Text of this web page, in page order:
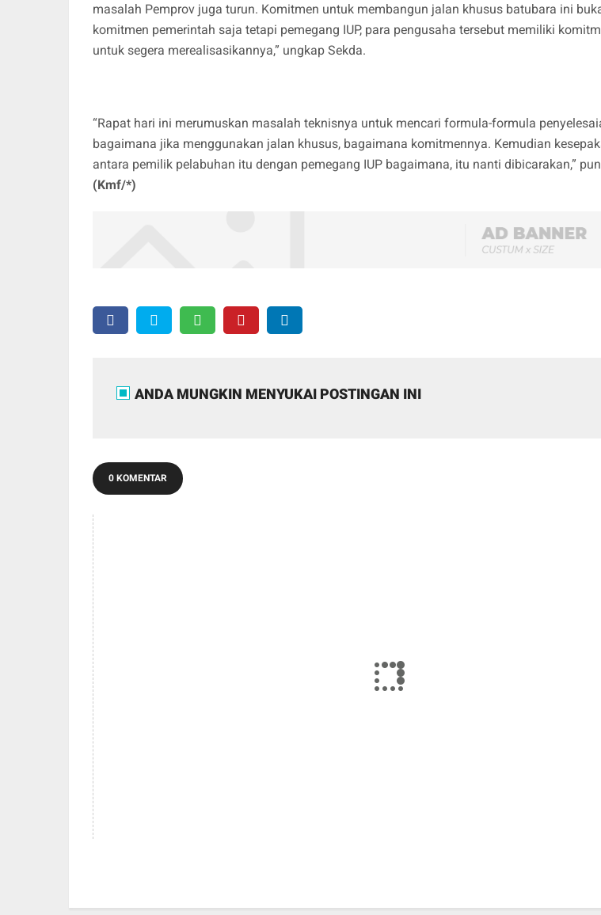
masalah Pemprov juga turun. Komitmen untuk membangun jalan khusus batubara ini
komitmen pemerintah saja tetapi pemegang IUP, para pengusaha tersebut memiliki
untuk segera merealisasikannya,” ungkap Sekda.
“Rapat hari ini merumuskan masalah teknisnya untuk mencari formula-formula
bagaimana jika menggunakan jalan khusus, bagaimana komitmennya. Kemudian
antara pemilik pelabuhan itu dengan pemegang IUP bagaimana, itu nanti dibicarakan,”
(Kmf/*)
ANDA MUNGKIN MENYUKAI POSTINGAN INI
0 KOMENTAR